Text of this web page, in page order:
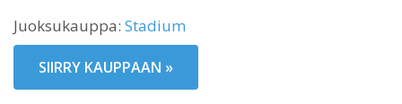
Juoksukauppa: Stadium
SIIRRY KAUPPAAN »